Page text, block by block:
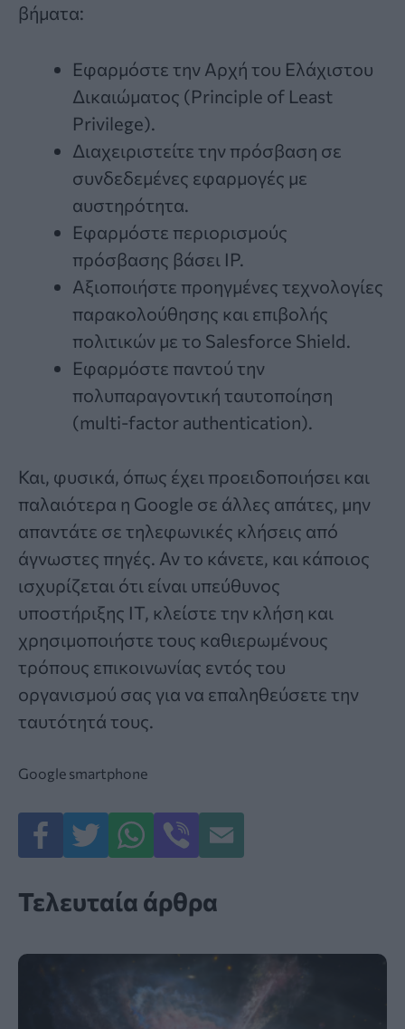
βήματα:
Εφαρμόστε την Αρχή του Ελάχιστου
Δικαιώματος (Principle of Least
Privilege).
Διαχειριστείτε την πρόσβαση σε
συνδεδεμένες εφαρμογές με
αυστηρότητα.
Εφαρμόστε περιορισμούς
πρόσβασης βάσει IP.
Αξιοποιήστε προηγμένες τεχνολογίες
παρακολούθησης και επιβολής
πολιτικών με το Salesforce Shield.
Εφαρμόστε παντού την
πολυπαραγοντική ταυτοποίηση
(multi-factor authentication).
Και, φυσικά, όπως έχει προειδοποιήσει και
παλαιότερα η Google σε άλλες απάτες, μην
απαντάτε σε τηλεφωνικές κλήσεις από
άγνωστες πηγές. Αν το κάνετε, και κάποιος
ισχυρίζεται ότι είναι υπεύθυνος
υποστήριξης IT, κλείστε την κλήση και
χρησιμοποιήστε τους καθιερωμένους
τρόπους επικοινωνίας εντός του
οργανισμού σας για να επαληθεύσετε την
ταυτότητά τους.
Google smartphone
Τελευταία άρθρα